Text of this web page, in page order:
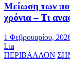
Μείωση των
χρόνια – Τι
1 Φεβρουαρίου,
Lia
ΠΕΡΙΒΑΛΛΟΝ